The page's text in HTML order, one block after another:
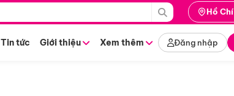
Hồ
Tin tức Giới thiệu Xem thêm Đăng nhập